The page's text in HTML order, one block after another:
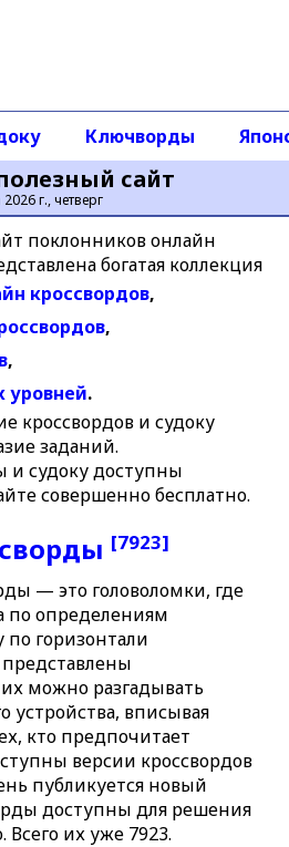
Все Кулички
сайт
г., четверг
Ключворды
поклонников онлайн
богатая коллекция
кроссвордов,
,
,
уровней.
кроссвордов и судоку
заданий.
и судоку доступны
совершенно бесплатно.
[7923]
— это головоломки, где
по определениям
по горизонтали
можно разгадывать
устройства, вписывая
кто предпочитает
версии кроссвордов
публикуется новый
доступны для решения
их уже 7923.